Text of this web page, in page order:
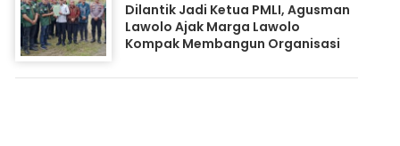
Dilantik Jadi Ketua PMLI, Agusman
Lawolo Ajak Marga Lawolo
Kompak Membangun Organisasi